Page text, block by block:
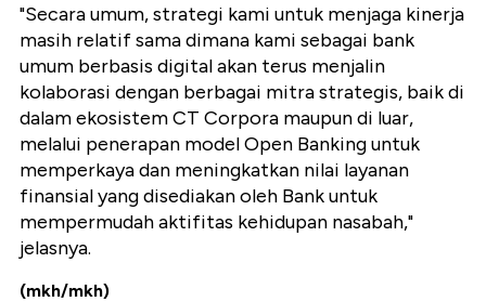
"Secara umum, strategi kami untuk menjaga kinerja
masih relatif sama dimana kami sebagai bank
umum berbasis digital akan terus menjalin
kolaborasi dengan berbagai mitra strategis, baik di
dalam ekosistem CT Corpora maupun di luar,
melalui penerapan model Open Banking untuk
memperkaya dan meningkatkan nilai layanan
finansial yang disediakan oleh Bank untuk
mempermudah aktifitas kehidupan nasabah,"
jelasnya.
(mkh/mkh)